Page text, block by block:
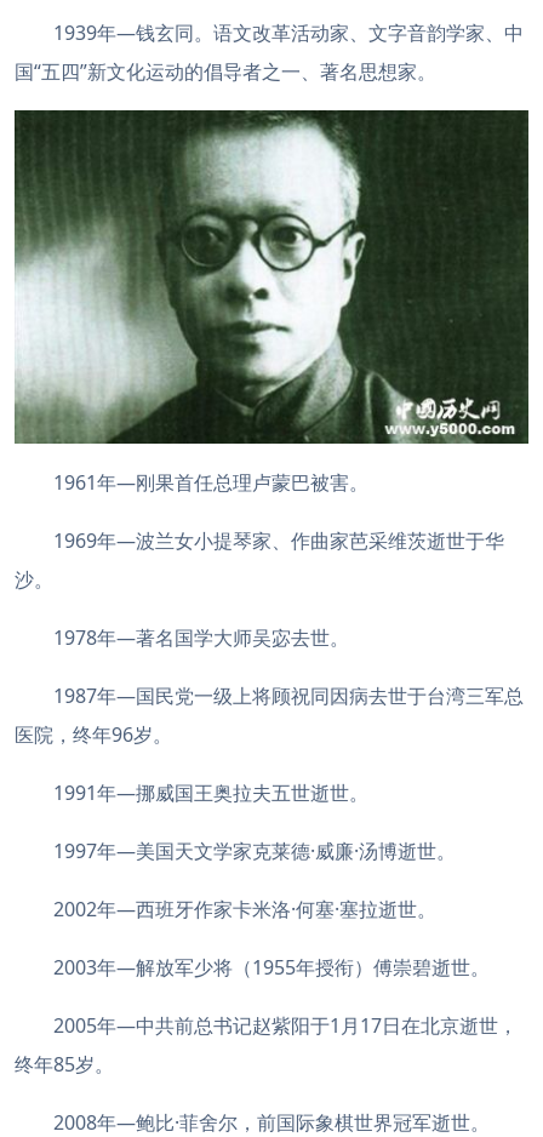
1939年—钱玄同。语文改革活动家、文字音韵学家、中
国“五四”新文化运动的倡导者之一、著名思想家。
1961年—刚果首任总理卢蒙巴被害。
1969年—波兰女小提琴家、作曲家芭采维茨逝世于华
沙。
1978年—著名国学大师吴宓去世。
1987年—国民党一级上将顾祝同因病去世于台湾三军总
医院，终年96岁。
1991年—挪威国王奥拉夫五世逝世。
1997年—美国天文学家克莱德·威廉·汤博逝世。
2002年—西班牙作家卡米洛·何塞·塞拉逝世。
2003年—解放军少将（1955年授衔）傅崇碧逝世。
2005年—中共前总书记赵紫阳于1月17日在北京逝世，
终年85岁。
2008年—鲍比·菲舍尔，前国际象棋世界冠军逝世。